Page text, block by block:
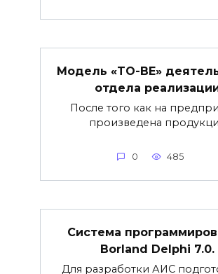
Модель «TO-BE»
отдела
После того как на
произведена
0 485
Система
Borland Delphi 7.0.
Для разработки АИС